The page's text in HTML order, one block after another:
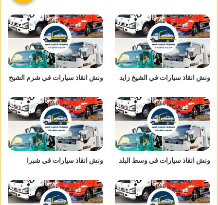
ونش انقاذ سيارات في الشيخ زايد ونش انقاذ سيارات في شرم الشيخ
ونش انقاذ سيارات في وسط البلد ونش انقاذ سيارات في شبرا